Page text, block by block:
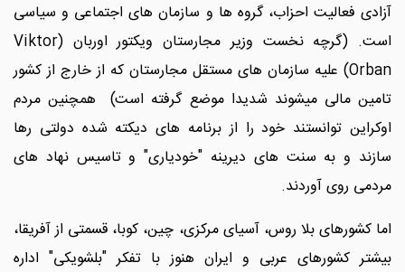
آزادی فعالیت احزاب، گروه ها و سازمان های اجتماعی و سیاسی
است. (گرچه نخست وزیر مجارستان ویکتور اوربان (Viktor
Orban) علیه سازمان های مستقل مجارستان که از خارج از کشور
تامین مالی میشوند شدیدا موضع گرفته است) همچنین مردم
اوکراین توانستند خود را از برنامه های دیکته شده دولتی رها
سازند و به سنت های دیرینه "خودیاری" و تاسیس نهاد های
مردمی روی آوردند.
اما کشورهای بلا روس، آسیای مرکزی، چین، کوبا، قسمتی از آفریقا،
بیشتر کشورهای عربی و ایران هنوز با تفکر "بلشویکی" اداره